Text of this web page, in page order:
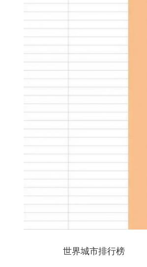
世界城市排行榜